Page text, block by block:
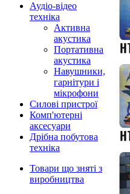
Аудіо-відео
техніка
Активна
акустика
Портативна
акустика
Навушники,
гарнітури і
мікрофони
Силові пристрої
Комп'ютерні
аксесуари
Дрібна побутова
техніка
Товари що зняті з
виробництва